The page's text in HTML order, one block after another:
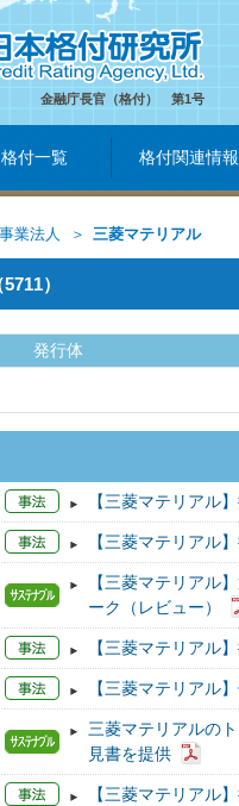
金融庁長官（格付） 第1号
格付一覧 格付関連情報
事業法人 三菱マテリアル
）
発行体
【三菱マテリアル
【三菱マテリアル
【三菱マテリアル
ーク（レビュー）
【三菱マテリアル
【三菱マテリアル
三菱マテリアルの
見書を提供
【三菱マテリアル